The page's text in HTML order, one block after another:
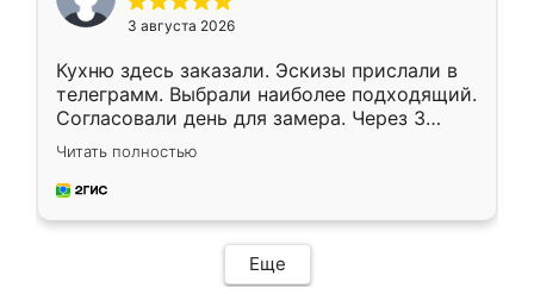
3 августа 2026
Кухню здесь заказали. Эскизы прислали в
телеграмм. Выбрали наиболее подходящий.
Согласовали день для замера. Через 3
недели кухня была уже готова. Остались
довольны работой. Спасибо Ренессанс
мебель за качественную работу!
Читать полностью
Еще